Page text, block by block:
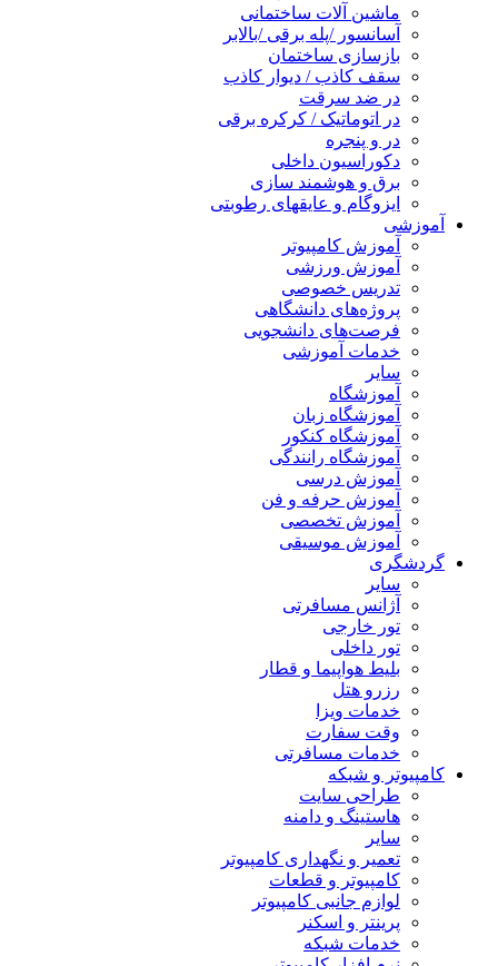
ماشین آلات ساختمانی
آسانسور /پله برقی /بالابر
بازسازی ساختمان
سقف کاذب / دیوار کاذب
در ضد سرقت
در اتوماتیک / کرکره برقی
در و پنجره
دکوراسیون داخلی
برق و هوشمند سازی
ایزوگام و عایقهای رطوبتی
آموزشی
آموزش کامپیوتر
آموزش ورزشی
تدریس خصوصی
پروژه‌های دانشگاهی
فرصت‌های دانشجویی
خدمات آموزشی
سایر
آموزشگاه
آموزشگاه زبان
آموزشگاه کنکور
آموزشگاه رانندگی
آموزش درسی
آموزش حرفه و فن
آموزش تخصصی
آموزش موسیقی
گردشگری
سایر
آژانس مسافرتی
تور خارجی
تور داخلی
بلیط هواپیما و قطار
رزرو هتل
خدمات ویزا
وقت سفارت
خدمات مسافرتی
کامپیوتر و شبکه
طراحی سایت
هاستینگ و دامنه
سایر
تعمیر و نگهداری کامپیوتر
کامپیوتر و قطعات
لوازم جانبی کامپیوتر
پرینتر و اسکنر
خدمات شبکه